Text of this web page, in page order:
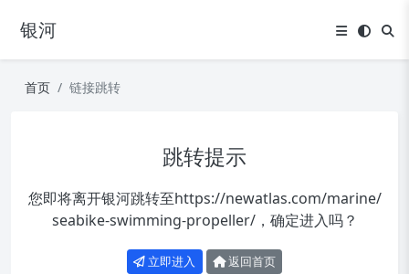
银河
首页 链接跳转
跳转提示
您即将离开银河跳转至https://newatlas.com/marine/
seabike-swimming-propeller/，确定进入吗？
立即进入 返回首页